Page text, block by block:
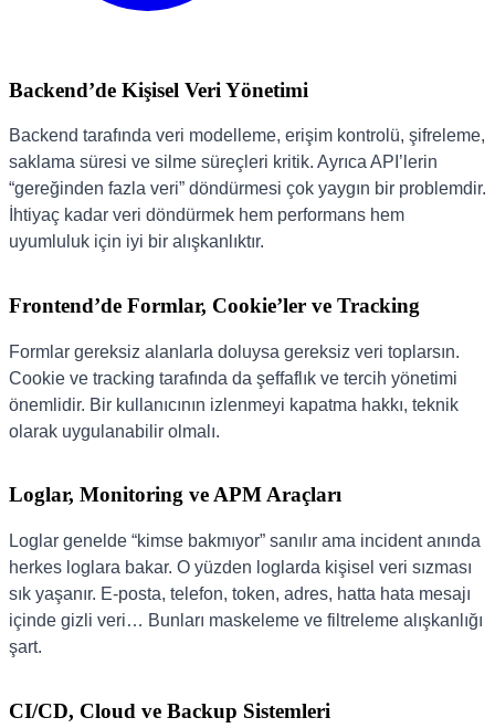
Backend’de Kişisel Veri Yönetimi
Backend tarafında veri modelleme, erişim kontrolü, şifreleme,
saklama süresi ve silme süreçleri kritik. Ayrıca API’lerin
“gereğinden fazla veri” döndürmesi çok yaygın bir problemdir.
İhtiyaç kadar veri döndürmek hem performans hem
uyumluluk için iyi bir alışkanlıktır.
Frontend’de Formlar, Cookie’ler ve Tracking
Formlar gereksiz alanlarla doluysa gereksiz veri toplarsın.
Cookie ve tracking tarafında da şeffaflık ve tercih yönetimi
önemlidir. Bir kullanıcının izlenmeyi kapatma hakkı, teknik
olarak uygulanabilir olmalı.
Loglar, Monitoring ve APM Araçları
Loglar genelde “kimse bakmıyor” sanılır ama incident anında
herkes loglara bakar. O yüzden loglarda kişisel veri sızması
sık yaşanır. E-posta, telefon, token, adres, hatta hata mesajı
içinde gizli veri… Bunları maskeleme ve filtreleme alışkanlığı
şart.
CI/CD, Cloud ve Backup Sistemleri